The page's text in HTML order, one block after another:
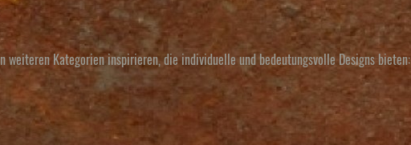
Kategorien inspirieren, die individuelle und bedeutungsvolle Designs bieten: